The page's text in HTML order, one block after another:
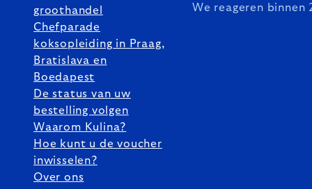
groothandel
Chefparade
koksopleiding in Praag,
Bratislava en
Boedapest
De status van uw
bestelling volgen
Waarom Kulina?
Hoe kunt u de voucher
inwisselen?
Over ons
We reageren binnen